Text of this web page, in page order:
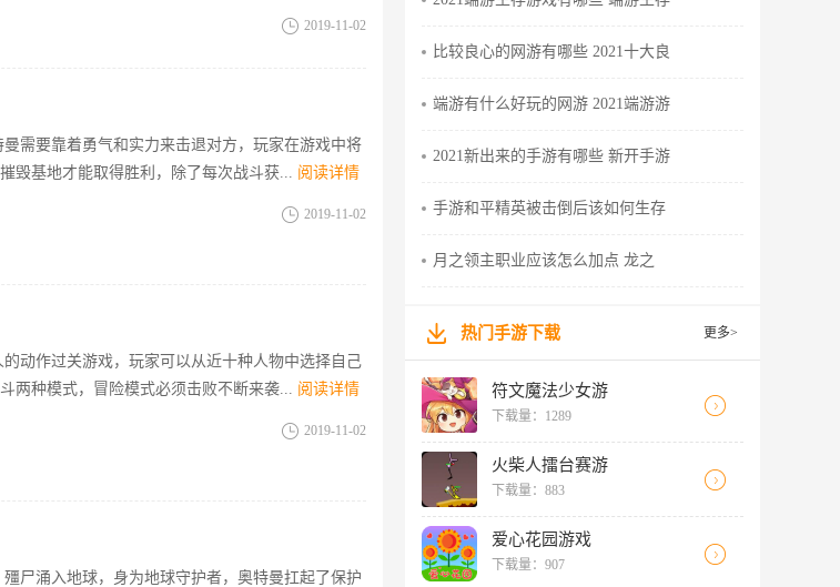
2019-11-02
需要靠着勇气和实力来击退对方，玩家在游戏中将
毁基地才能取得胜利，除了每次战斗获... 阅读详情
2019-11-02
动作过关游戏，玩家可以从近十种人物中选择自己
两种模式，冒险模式必须击败不断来袭... 阅读详情
2019-11-02
尸涌入地球，身为地球守护者，奥特曼扛起了保护
比较良心的网游有哪些 2021十大良
端游有什么好玩的网游 2021端游游
2021新出来的手游有哪些 新开手游
手游和平精英被击倒后该如何生存
月之领主职业应该怎么加点 龙之
热门手游下载 更多>
符文魔法少女游
下载量：1289
火柴人擂台赛游
下载量：883
爱心花园游戏
下载量：907